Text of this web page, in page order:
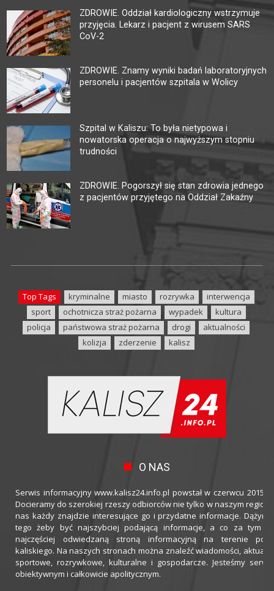
ZDROWIE. Oddział kardiologiczny wstrzymuje
przyjęcia. Lekarz i pacjent z wirusem SARS
CoV-2
ZDROWIE. Znamy wyniki badań laboratoryjnych
personelu i pacjentów szpitala w Wolicy
Szpital w Kaliszu: To była nietypowa i
nowatorska operacja o najwyższym stopniu
trudności
ZDROWIE. Pogorszył się stan zdrowia jednego
z pacjentów przyjętego na Oddział Zakaźny
Top Tags kryminalne miasto rozrywka
interwencja
sport
ochotnicza straż pożarna wypadek
kultura
policja
państwowa straż pożarna drogi
aktualności
kolizja
zderzenie kalisz
O NAS
Serwis informacyjny www.kalisz24.info.pl powstał w czerwcu 2015
Docieramy do szerokiej rzeszy odbiorców nie tylko w naszym
nas każdy znajdzie interesujące go i przydatne informacje.
tego żeby być najszybciej podającą informacje, a co za tym
najczęściej odwiedzaną stroną informacyjną na terenie
kaliskiego. Na naszych stronach można znaleźć wiadomości,
sportowe, rozrywkowe, kulturalne i gospodarcze. Jesteśmy
obiektywnym i całkowicie apolitycznym.